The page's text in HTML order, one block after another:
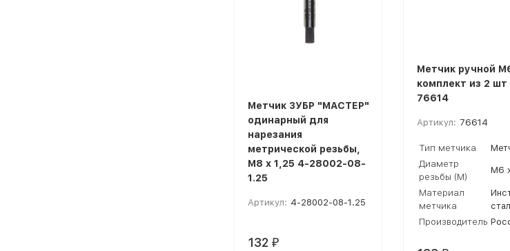
Метчик ЗУБР "МАСТЕР"
одинарный для
нарезания
метрической резьбы,
М8 x 1,25 4-28002-08-
1.25
Артикул: 4-28002-08-1.25
132 ₽
Метчик ручной
комплект из 2
76614
Артикул: 76614
Тип метчика
Диаметр
резьбы (М)
М6
Материал
метчика
Производитель